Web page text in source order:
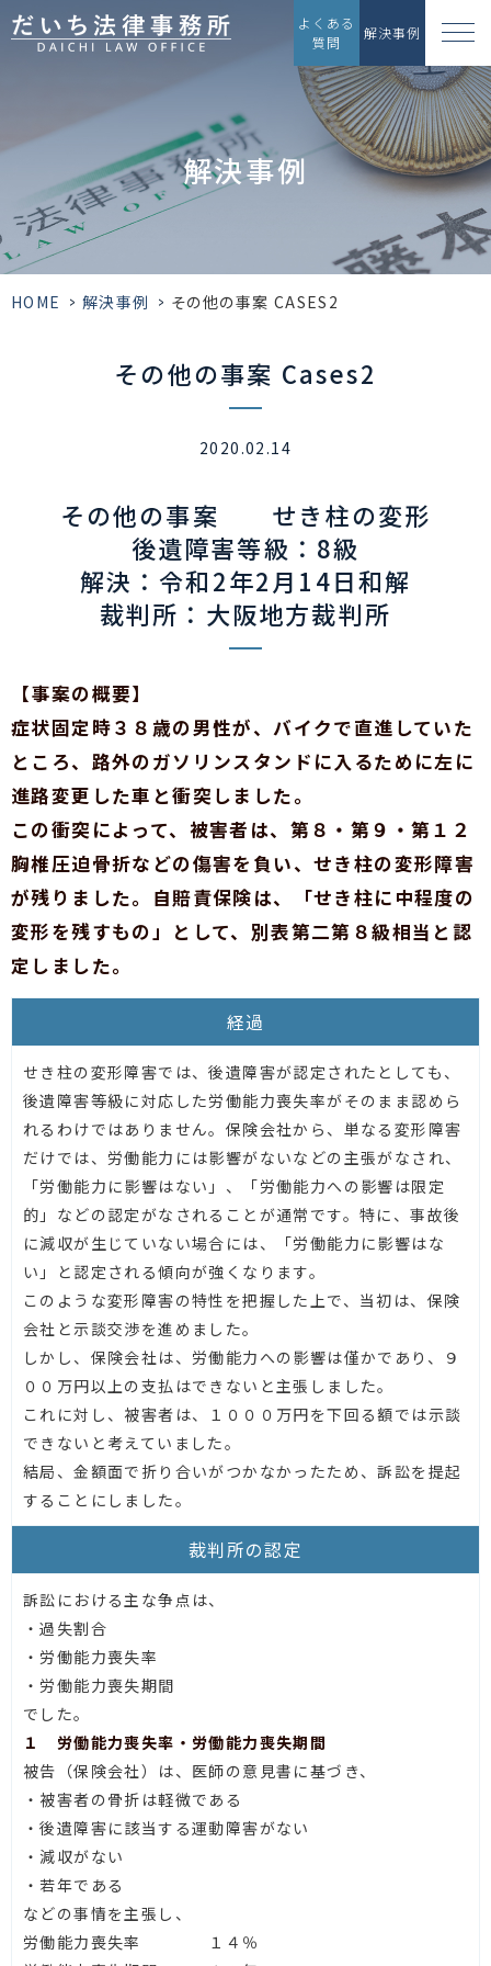
よくある
質問
解決事例
解決事例
HOME > 解決事例 > その他の事案 CASES2
その他の事案 Cases2
2020.02.14
その他の事案 せき柱の変形
後遺障害等級：8級
解決：令和2年2月14日和解
裁判所：大阪地方裁判所
【事案の概要】
症状固定時３８歳の男性が、バイクで直進していた
ところ、路外のガソリンスタンドに入るために左に
進路変更した車と衝突しました。
この衝突によって、被害者は、第８・第９・第１２
胸椎圧迫骨折などの傷害を負い、せき柱の変形障害
が残りました。自賠責保険は、「せき柱に中程度の
変形を残すもの」として、別表第二第８級相当と認
定しました。
経過
せき柱の変形障害では、後遺障害が認定されたとしても、
後遺障害等級に対応した労働能力喪失率がそのまま認めら
れるわけではありません。保険会社から、単なる変形障害
だけでは、労働能力には影響がないなどの主張がなされ、
「労働能力に影響はない」、「労働能力への影響は限定
的」などの認定がなされることが通常です。特に、事故後
に減収が生じていない場合には、「労働能力に影響はな
い」と認定される傾向が強くなります。
このような変形障害の特性を把握した上で、当初は、保険
会社と示談交渉を進めました。
しかし、保険会社は、労働能力への影響は僅かであり、９
００万円以上の支払はできないと主張しました。
これに対し、被害者は、１０００万円を下回る額では示談
できないと考えていました。
結局、金額面で折り合いがつかなかったため、訴訟を提起
することにしました。
裁判所の認定
訴訟における主な争点は、
・過失割合
・労働能力喪失率
・労働能力喪失期間
でした。
１ 労働能力喪失率・労働能力喪失期間
被告（保険会社）は、医師の意見書に基づき、
・被害者の骨折は軽微である
・後遺障害に該当する運動障害がない
・減収がない
・若年である
などの事情を主張し、
労働能力喪失率 １４％